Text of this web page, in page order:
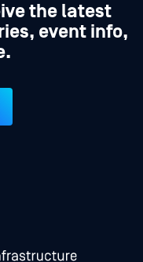
the latest
event info,